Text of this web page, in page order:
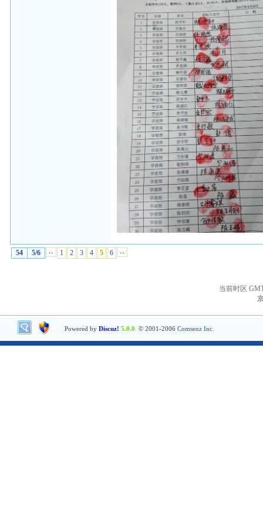
54 5/6 ‹‹ 1 2 3 4 5 6 ››
当前时区
Powered by Discuz! 5.0.0 © 2001-2006 Comsenz Inc.